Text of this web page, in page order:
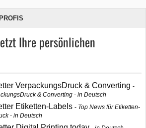
Ihre persönlichen
VerpackungsDruck & Converting
& Converting - in Deutsch
Etiketten-Labels
Top News für Etiketten-
- in Deutsch